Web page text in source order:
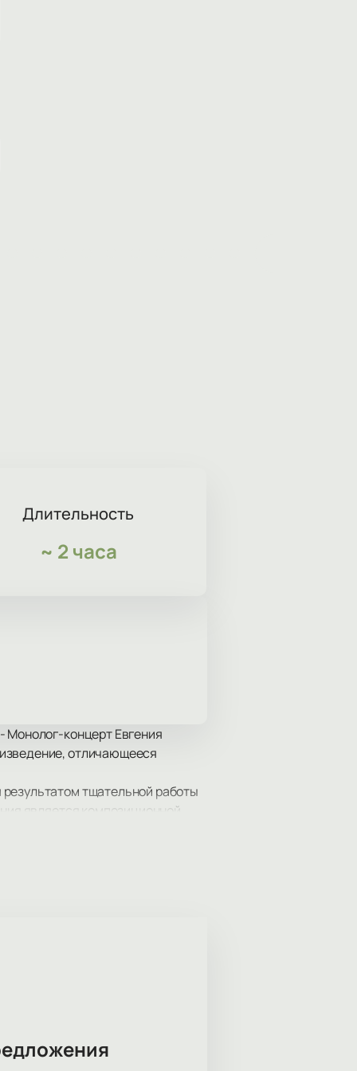
Длительность
~ 2 часа
Монолог-концерт Евгения
отличающееся
тщательной работы
является композиционной
Гришковца. Используйте наш